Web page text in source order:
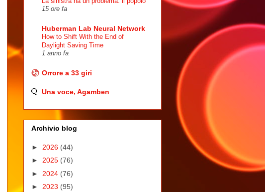
15 ore fa
Huberman Lab Neural Network
How to Shift With the End of
Daylight Saving Time
1 anno fa
Orrore a 33 giri
Una voce, Agamben
Archivio blog
► 2026 (44)
► 2025 (76)
► 2024 (76)
► 2023 (95)